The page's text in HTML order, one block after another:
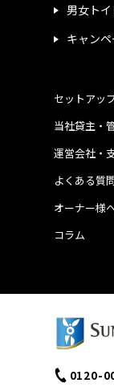
男女トイ
キャン
運営会社・
よくある質
当社貸主・
オーナー様
コラム
セットアッ
0120-